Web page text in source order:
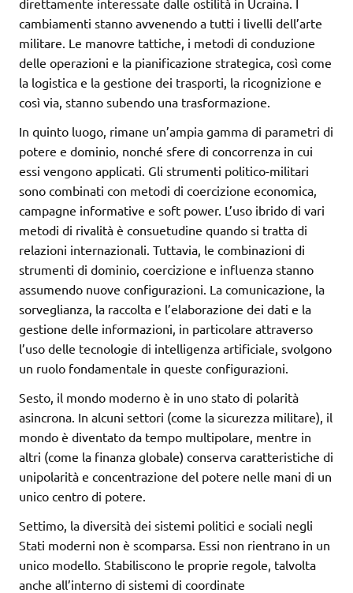
cambiamenti stanno avvenendo a tutti i livelli dell’arte
militare. Le manovre tattiche, i metodi di conduzione
delle operazioni e la pianificazione strategica, così come
la logistica e la gestione dei trasporti, la ricognizione e
così via, stanno subendo una trasformazione.
In quinto luogo, rimane un’ampia gamma di parametri di
potere e dominio, nonché sfere di concorrenza in cui
essi vengono applicati. Gli strumenti politico-militari
sono combinati con metodi di coercizione economica,
campagne informative e soft power. L’uso ibrido di vari
metodi di rivalità è consuetudine quando si tratta di
relazioni internazionali. Tuttavia, le combinazioni di
strumenti di dominio, coercizione e influenza stanno
assumendo nuove configurazioni. La comunicazione, la
sorveglianza, la raccolta e l’elaborazione dei dati e la
gestione delle informazioni, in particolare attraverso
l’uso delle tecnologie di intelligenza artificiale, svolgono
un ruolo fondamentale in queste configurazioni.
Sesto, il mondo moderno è in uno stato di polarità
asincrona. In alcuni settori (come la sicurezza militare), il
mondo è diventato da tempo multipolare, mentre in
altri (come la finanza globale) conserva caratteristiche di
unipolarità e concentrazione del potere nelle mani di un
unico centro di potere.
Settimo, la diversità dei sistemi politici e sociali negli
Stati moderni non è scomparsa. Essi non rientrano in un
unico modello. Stabiliscono le proprie regole, talvolta
anche all’interno di sistemi di coordinate